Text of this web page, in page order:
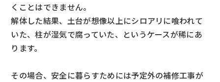
くことはできません。
解体した結果、土台が想像以上にシロアリに喰われて
いた、柱が湿気で腐っていた、というケースが稀にあ
ります。
その場合、安全に暮らすためには予定外の補修工事が